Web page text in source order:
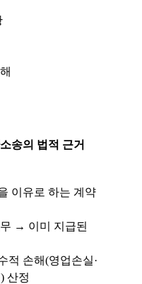
송의 법적 근거
이유로 하는 계약
→ 이미 지급된
적 손해(영업손실·
산정